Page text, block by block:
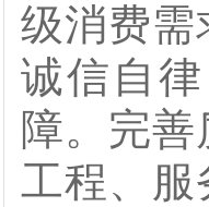
级消费需
诚信自
障。完
工程、服